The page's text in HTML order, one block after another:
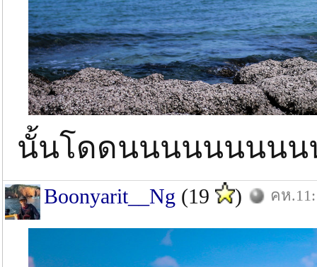
นั้นโดดนนนนนนนน
Boonyarit__Ng (19 ) คห